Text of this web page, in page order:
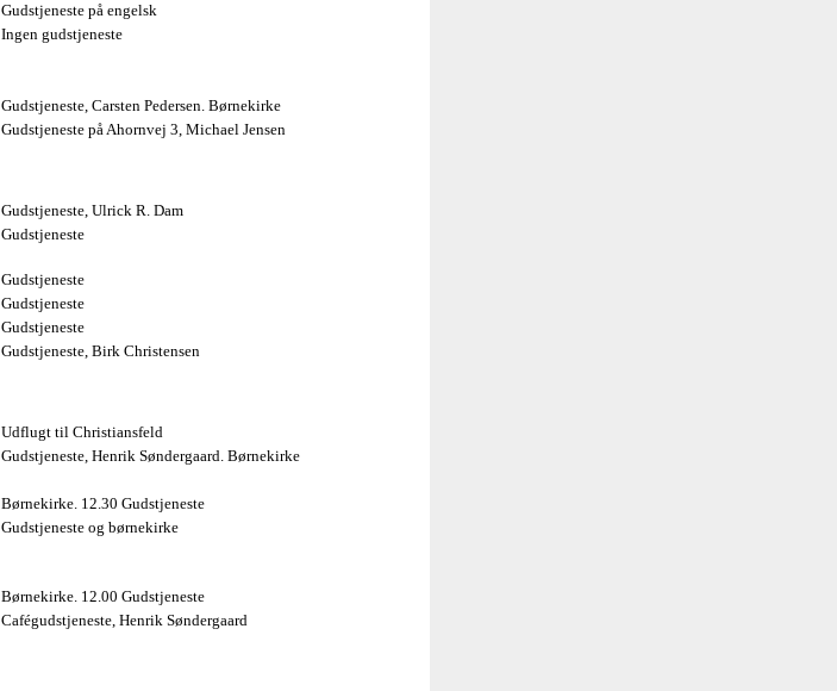
Gudstjeneste på engelsk
Ingen gudstjeneste
Gudstjeneste, Carsten Pedersen. Børnekirke
Gudstjeneste på Ahornvej 3, Michael Jensen
Gudstjeneste, Ulrick R. Dam
Gudstjeneste
Gudstjeneste
Gudstjeneste
Gudstjeneste
Gudstjeneste, Birk Christensen
Udflugt til Christiansfeld
Gudstjeneste, Henrik Søndergaard. Børnekirke
Børnekirke. 12.30 Gudstjeneste
Gudstjeneste og børnekirke
Børnekirke. 12.00 Gudstjeneste
Cafégudstjeneste, Henrik Søndergaard